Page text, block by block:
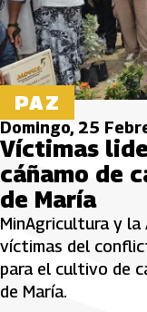
PAZ
Domingo, 25
Víctimas
cáñamo de
de María
MinAgricultura y la
víctimas del
para el cultivo de
de María.